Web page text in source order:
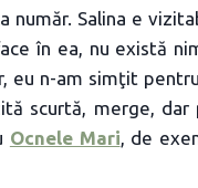
număr. Salina e
în ea, nu există
eu n-am simţit
scurtă, merge,
Ocnele Mari , de